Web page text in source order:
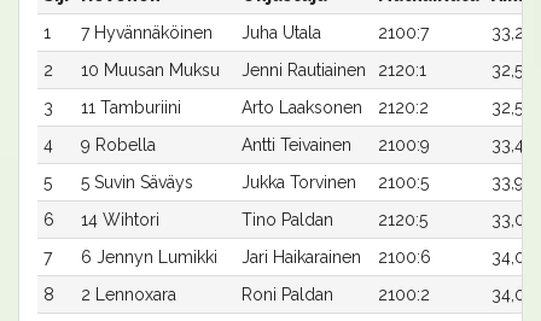
1
7 Hyvännäköinen Juha Utala 2100:7
33,2
2
10 Muusan Muksu Jenni Rautiainen 2120:1
32,5
3
11 Tamburiini Arto Laaksonen 2120:2
32,5
4
9 Robella Antti Teivainen 2100:9
33,4
5
5 Suvin Säväys Jukka Torvinen 2100:5
33,9
6
14 Wihtori Tino Paldan 2120:5
33,0
7
6 Jennyn Lumikki Jari Haikarainen 2100:6
34,0
8
2 Lennoxara Roni Paldan 2100:2
34,0